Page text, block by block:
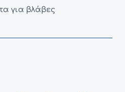
για βλάβες